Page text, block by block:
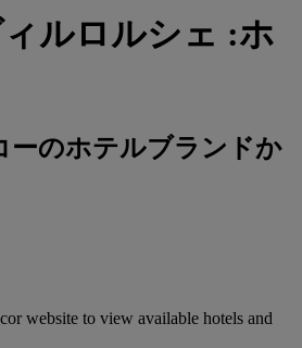
ルロルシェ :ホ
ーのホテルブランドか
website to view available hotels and